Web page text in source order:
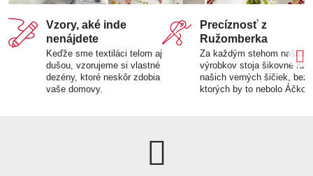
Vzory, aké inde
nenájdete
Keďže sme textiláci telom aj
dušou, vzorujeme si vlastné
dezény, ktoré neskôr zdobia
vaše domovy.
Precíznosť z
Ružomberka
Za každým stehom našich
výrobkov stoja šikovné ruky
našich verných šičiek, bez
ktorých by to nebolo Áčko.